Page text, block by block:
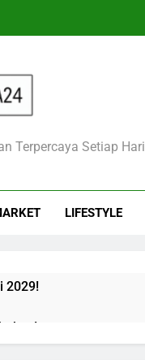
Terpercaya Setiap Hari
LIFESTYLE
2029!